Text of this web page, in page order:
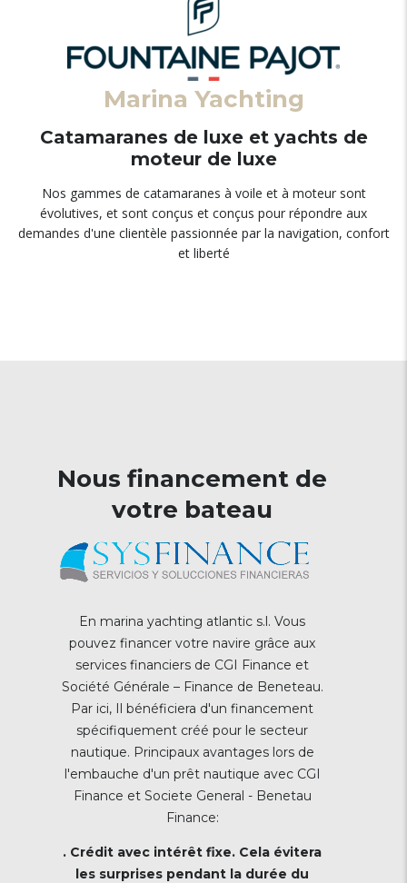
Marina Yachting
Catamaranes de luxe et yachts de
moteur de luxe
Nos gammes de catamaranes à voile et à moteur sont
évolutives, et sont conçus et conçus pour répondre aux
demandes d'une clientèle passionnée par la navigation, confort
et liberté
Nous financement de
votre bateau
En marina yachting atlantic s.l. Vous
pouvez financer votre navire grâce aux
services financiers de CGI Finance et
Société Générale – Finance de Beneteau.
Par ici, Il bénéficiera d'un financement
spécifiquement créé pour le secteur
nautique. Principaux avantages lors de
l'embauche d'un prêt nautique avec CGI
Finance et Societe General - Benetau
Finance:
. Crédit avec intérêt fixe. Cela évitera
les surprises pendant la durée du